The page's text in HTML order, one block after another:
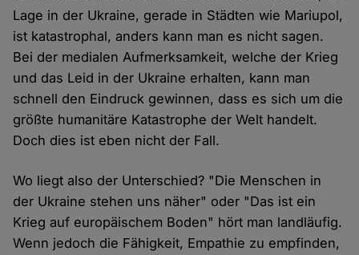
Lage in der Ukraine, gerade in Städten wie Mariupol,
ist katastrophal, anders kann man es nicht sagen.
Bei der medialen Aufmerksamkeit, welche der Krieg
und das Leid in der Ukraine erhalten, kann man
schnell den Eindruck gewinnen, dass es sich um die
größte humanitäre Katastrophe der Welt handelt.
Doch dies ist eben nicht der Fall.
Wo liegt also der Unterschied? "Die Menschen in
der Ukraine stehen uns näher" oder "Das ist ein
Krieg auf europäischem Boden" hört man landläufig.
Wenn jedoch die Fähigkeit, Empathie zu empfinden,